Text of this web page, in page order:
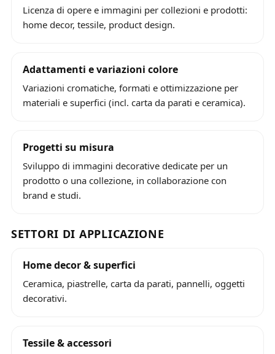
Licenza di opere e immagini per collezioni e prodotti:
home decor, tessile, product design.
Adattamenti e variazioni colore
Variazioni cromatiche, formati e ottimizzazione per
materiali e superfici (incl. carta da parati e ceramica).
Progetti su misura
Sviluppo di immagini decorative dedicate per un
prodotto o una collezione, in collaborazione con
brand e studi.
SETTORI DI APPLICAZIONE
Home decor & superfici
Ceramica, piastrelle, carta da parati, pannelli, oggetti
decorativi.
Tessile & accessori